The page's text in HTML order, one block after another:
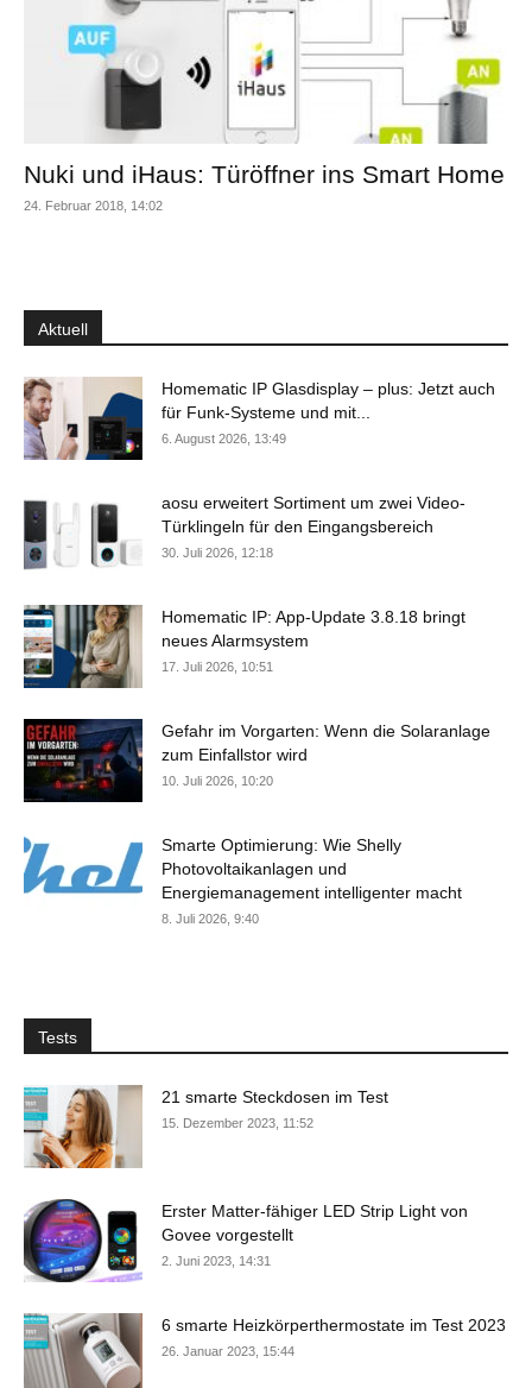
Nuki und iHaus: Türöffner ins Smart Home
24. Februar 2018, 14:02
Aktuell
Homematic IP Glasdisplay – plus: Jetzt auch
für Funk-Systeme und mit...
6. August 2026, 13:49
aosu erweitert Sortiment um zwei Video-
Türklingeln für den Eingangsbereich
30. Juli 2026, 12:18
Homematic IP: App-Update 3.8.18 bringt
neues Alarmsystem
17. Juli 2026, 10:51
Gefahr im Vorgarten: Wenn die Solaranlage
zum Einfallstor wird
10. Juli 2026, 10:20
Smarte Optimierung: Wie Shelly
Photovoltaikanlagen und
Energiemanagement intelligenter macht
8. Juli 2026, 9:40
Tests
21 smarte Steckdosen im Test
15. Dezember 2023, 11:52
Erster Matter-fähiger LED Strip Light von
Govee vorgestellt
2. Juni 2023, 14:31
6 smarte Heizkörperthermostate im Test 2023
26. Januar 2023, 15:44